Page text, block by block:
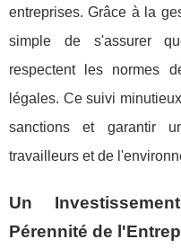
entreprises. Grâce à la
simple de s'assurer
respectent les normes
légales. Ce suivi
sanctions et garantir
travailleurs et de
Un
Pérennité de